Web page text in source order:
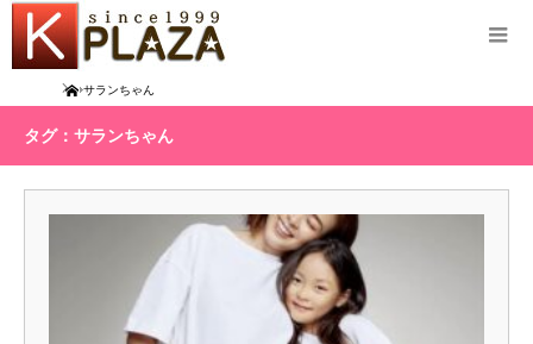
Homeサランちゃん
タグ：サランちゃん